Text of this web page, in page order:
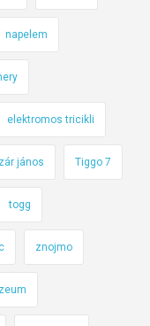
napelem
elektromos tricikli
jános Tiggo 7
togg
znojmo